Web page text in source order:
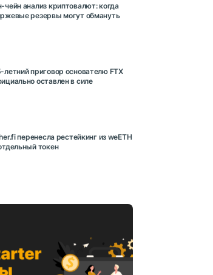
чейн анализ криптовалют: когда
резервы могут обмануть
летний приговор основателю FTX
оставлен в силе
перенесла рестейкинг из weETH
токен